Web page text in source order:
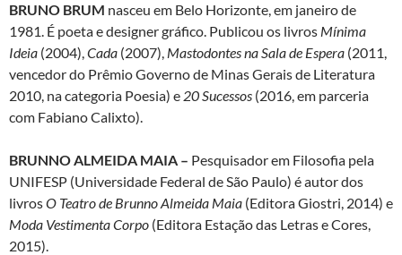
BRUNO BRUM nasceu em Belo Horizonte, em janeiro de
1981. É poeta e designer gráfico. Publicou os livros Mínima
Ideia (2004),Cada (2007), Mastodontes na Sala de Espera (2011,
vencedor do Prêmio Governo de Minas Gerais de Literatura
2010, na categoria Poesia) e 20 Sucessos (2016, em parceria
com Fabiano Calixto).
BRUNNO ALMEIDA MAIA – Pesquisador em Filosofia pela
UNIFESP (Universidade Federal de São Paulo) é autor dos
livrosO Teatro de Brunno Almeida Maia (Editora Giostri, 2014) e
Moda Vestimenta Corpo (Editora Estação das Letras e Cores,
2015).